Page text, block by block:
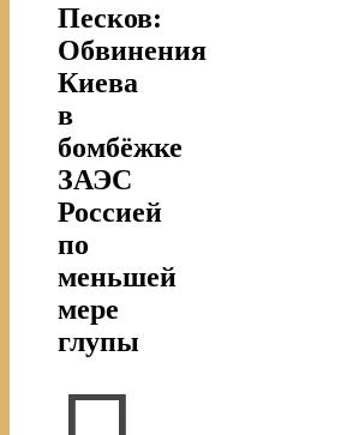
Песков:
Обвинения
Киева
в
бомбёжке
ЗАЭС
Россией
по
меньшей
мере
глупы